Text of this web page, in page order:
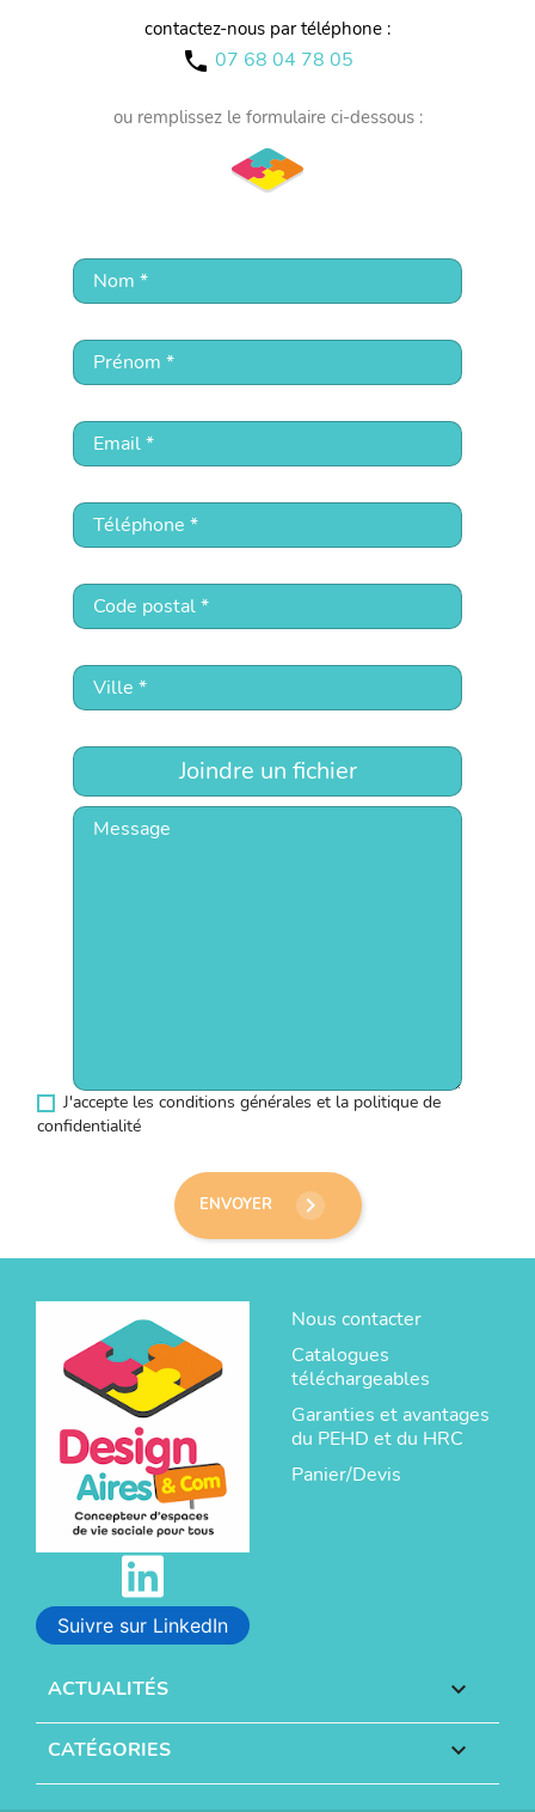
contactez-nous par téléphone :
call 07 68 04 78 05
ou remplissez le formulaire ci-dessous :
Joindre un fichier
J'accepte les conditions générales et la politique de
confidentialité
ENVOYER keyboard_arrow_right
Suivre sur LinkedIn
Nous contacter
Catalogues
téléchargeables
Garanties et avantages
du PEHD et du HRC
Panier/Devis
ACTUALITÉS 
CATÉGORIES 